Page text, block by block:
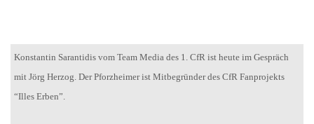
Konstantin Sarantidis vom Team Media des 1. CfR ist heute im Gespräch
mit Jörg Herzog. Der Pforzheimer ist Mitbegründer des CfR Fanprojekts
“Illes Erben”.